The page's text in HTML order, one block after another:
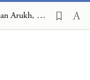
Eshel Avraham on Shulchan Arukh, Orach Chayim 193